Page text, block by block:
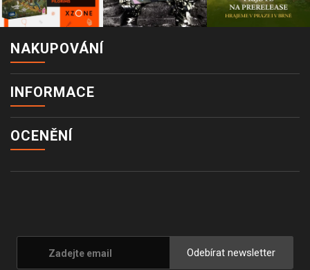
NAKUPOVÁNÍ
INFORMACE
OCENĚNÍ
Odebírat newsletter